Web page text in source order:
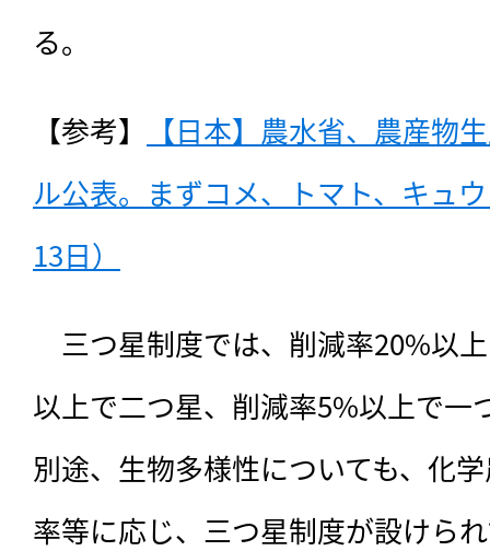
る。
【参考】
【日本】農水省、農産物
ル公表。まずコメ、トマト、キュ
13日）
三つ星制度では、削減率20%以
以上で二つ星、削減率5%以上で一
別途、生物多様性についても、化
率等に応じ、三つ星制度が設けら